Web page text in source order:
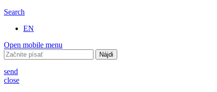
Search
EN
Open mobile menu
Hľadať:
send
close